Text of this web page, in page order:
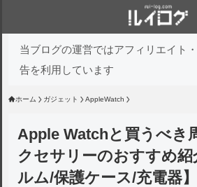
当ブログの運営ではアフィリエイト
告を利用しています
ホーム ガジェット AppleWatch
Apple Watchと買うべき
クセサリーのおすすめ紹
ルム/保護ケース/充電器】